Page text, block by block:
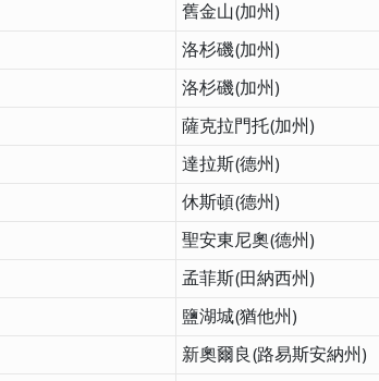
舊金山(加州)
洛杉磯(加州)
洛杉磯(加州)
薩克拉門托(加州)
達拉斯(德州)
休斯頓(德州)
聖安東尼奧(德州)
孟菲斯(田納西州)
鹽湖城(猶他州)
新奧爾良(路易斯安納州)